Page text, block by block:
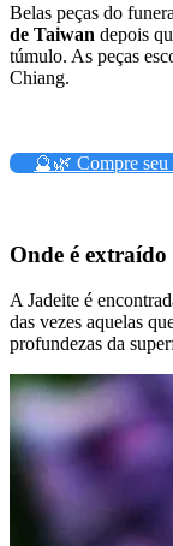
Belas peças do
de Taiwan depois
túmulo. As peças
Chiang.
🔮🌿 Compre
Onde é extraído
A Jadeite é
das vezes aquelas
profundezas da